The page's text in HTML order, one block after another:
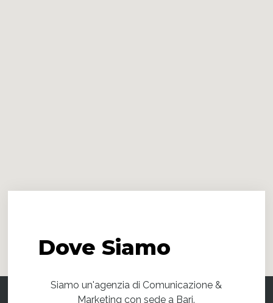
DoveSiamo
Siamo un'agenzia di Comunicazione &
Marketing con sede a Bari.